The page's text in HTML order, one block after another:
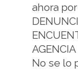
ahora
No se lo